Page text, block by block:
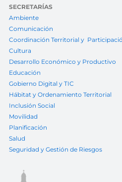
SECRETARÍAS
Ambiente
Comunicación
Coordinación Territorial y
Cultura
Desarrollo Económico y Productivo
Educación
Gobierno Digital y TIC
Hábitat y Ordenamiento Territorial
Inclusión Social
Movilidad
Planificación
Salud
Seguridad y Gestión de Riesgos